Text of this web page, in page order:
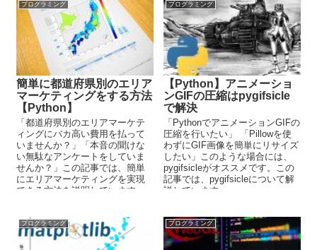
プログラミング
簡単に都道府県別のエリア
マーケティングをする方法
【Python】
「都道府県別のエリアマーケテ
ィングにバカ高い費用を払って
いませんか？」「本音の聞けな
い無駄なアンケートをしていま
せんか？」この記事では、簡単
にエリアマーケティングを実現
できる方法を説明しています。
プログラミング
【Python】アニメーショ
ンGIFの圧縮はpygifsicle
で解決
「PythonでアニメーションGIFの
圧縮を行いたい」 「Pillowを使
わずにGIF画像を簡単にリサイズ
したい」このような場合には、
pygifsicleがオススメです。この
記事では、pygifsicleについて解
説しています。
プログラミング プログラミング